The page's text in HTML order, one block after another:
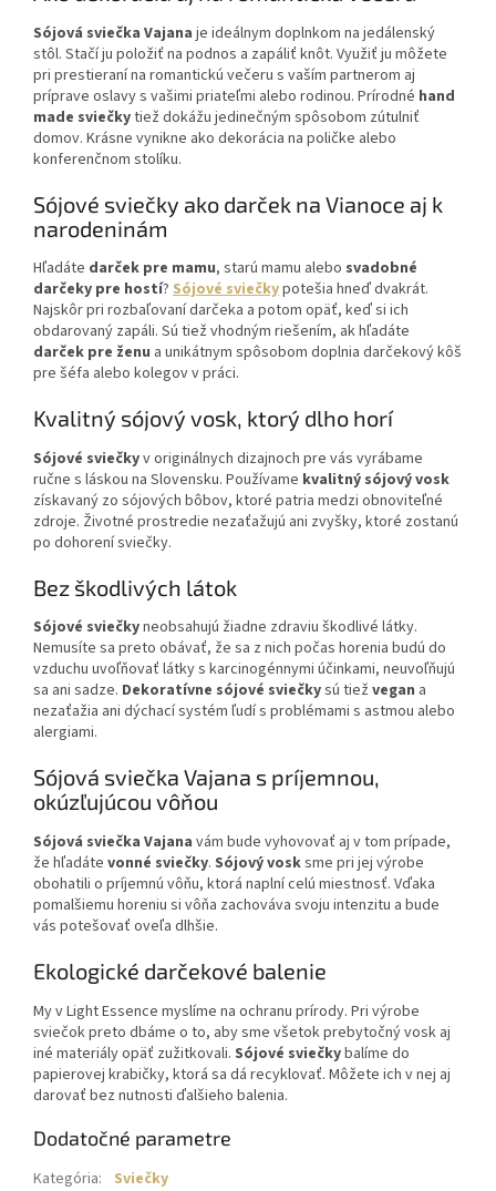
Sójová sviečka Vajana je ideálnym doplnkom na jedálenský
stôl. Stačí ju položiť na podnos a zapáliť knôt. Využiť ju môžete
pri prestieraní na romantickú večeru s vaším partnerom aj
príprave oslavy s vašimi priateľmi alebo rodinou. Prírodné hand
made sviečkytiež dokážu jedinečným spôsobom zútulniť
domov. Krásne vynikne ako dekorácia na poličke alebo
konferenčnom stolíku.
Sójové sviečky ako darček na Vianoce aj k
narodeninám
Hľadáte darček pre mamu, starú mamu alebo svadobné
darčeky pre hostí? Sójové sviečkypotešia hneď dvakrát.
Najskôr pri rozbaľovaní darčeka a potom opäť, keď si ich
obdarovaný zapáli. Sú tiež vhodným riešením, ak hľadáte
darček pre ženu a unikátnym spôsobom doplnia darčekový kôš
pre šéfa alebo kolegov v práci.
Kvalitný sójový vosk, ktorý dlho horí
Sójové sviečkyv originálnych dizajnoch pre vás vyrábame
ručne s láskou na Slovensku. Používame kvalitný sójový vosk
získavaný zo sójových bôbov, ktoré patria medzi obnoviteľné
zdroje. Životné prostredie nezaťažujú ani zvyšky, ktoré zostanú
po dohorení sviečky.
Bez škodlivých látok
Sójové sviečkyneobsahujú žiadne zdraviu škodlivé látky.
Nemusíte sa preto obávať, že sa z nich počas horenia budú do
vzduchu uvoľňovať látky s karcinogénnymi účinkami, neuvoľňujú
sa ani sadze. Dekoratívne sójové sviečkysú tiež vegan a
nezaťažia ani dýchací systém ľudí s problémami s astmou alebo
alergiami.
Sójová sviečka Vajana s príjemnou,
okúzľujúcou vôňou
Sójová sviečka Vajana vám bude vyhovovať aj v tom prípade,
že hľadáte vonné sviečky. Sójový vosksme pri jej výrobe
obohatili o príjemnú vôňu, ktorá naplní celú miestnosť. Vďaka
pomalšiemu horeniu si vôňa zachováva svoju intenzitu a bude
vás potešovať oveľa dlhšie.
Ekologické darčekové balenie
My v Light Essence myslíme na ochranu prírody. Pri výrobe
sviečok preto dbáme o to, aby sme všetok prebytočný vosk aj
iné materiály opäť zužitkovali. Sójové sviečkybalíme do
papierovej krabičky, ktorá sa dá recyklovať. Môžete ich v nej aj
darovať bez nutnosti ďalšieho balenia.
Dodatočné parametre
Kategória:
Sviečky